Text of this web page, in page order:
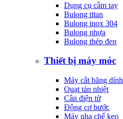
Dụng cụ cầm tay
Bulong titan
Bulong inox 304
Bulong nhựa
Bulong thép đen
Thiết bị máy móc
Máy cắt băng dính
Quạt tản nhiệt
Cân điện tử
Động cơ bước
Máy pha chế keo